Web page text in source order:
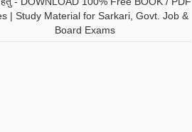
| Study Material for Sarkari, Govt. Job &
Board Exams